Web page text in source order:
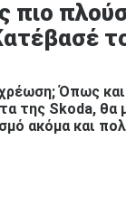
βρες το!
πιο
Όπως και
της Skoda, θα
ακόμα και